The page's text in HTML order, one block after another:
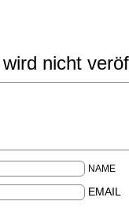
nicht
NAME
EMAIL